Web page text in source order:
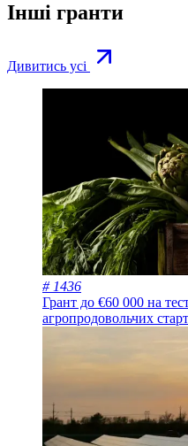
Інші гранти
Дивитись усі
# 1436
Грант до €60 000 на
агропродовольчих